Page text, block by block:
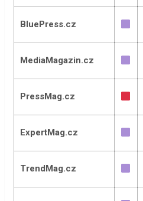
BluePress.cz
MediaMagazin.cz
PressMag.cz
ExpertMag.cz
TrendMag.cz